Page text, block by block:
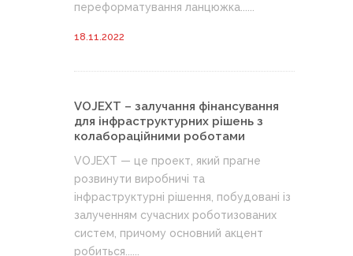
переформатування ланцюжка......
18.11.2022
VOJEXT – залучання фінансування
для інфраструктурних рішень з
колабораційними роботами
VOJEXT — це проект, який прагне
розвинути виробничі та
інфраструктурні рішення, побудовані із
залученням сучасних роботизованих
систем, причому основний акцент
робиться......